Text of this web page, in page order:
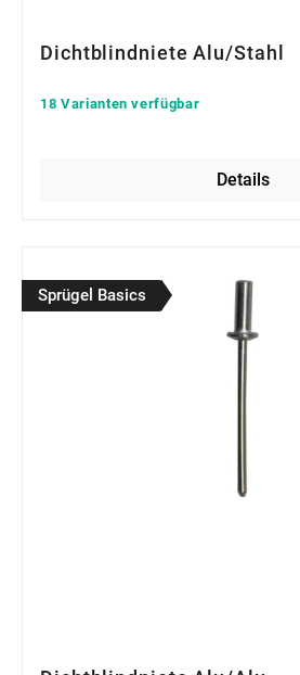
Dichtblindniete Alu/Stahl
18 Varianten verfügbar
Details
Sprügel Basics